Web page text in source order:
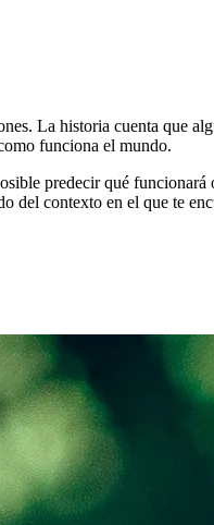
La historia cuenta que
funciona el mundo.
predecir qué
del contexto en el que te